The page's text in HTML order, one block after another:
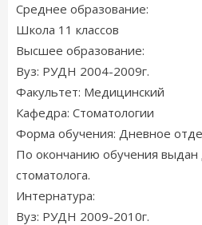
Среднее образование:
Школа 11 классов
Высшее образование:
Вуз: РУДН 2004-2009г.
Факультет: Медицинский
Кафедра: Стоматологии
Форма обучения: Дневное
По окончанию обучения выдан
стоматолога.
Интернатура:
Вуз: РУДН 2009-2010г.